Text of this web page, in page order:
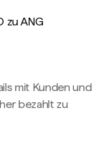
zu ANG
mit Kunden und
bezahlt zu